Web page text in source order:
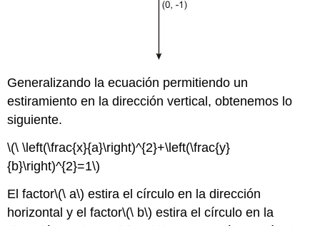
Generalizando la ecuación permitiendo un
estiramiento en la dirección vertical, obtenemos lo
siguiente.
\(\ \left(\frac{x}{a}\right)^{2}+\left(\frac{y}
{b}\right)^{2}=1\)
El factor\(\ a\) estira el círculo en la dirección
horizontal y el factor\(\ b\) estira el círculo en la